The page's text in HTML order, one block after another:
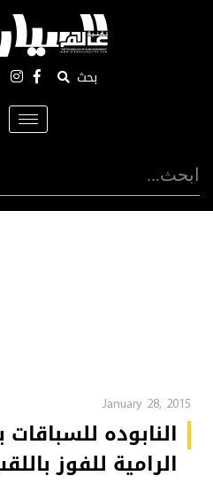
بحث
Toggle
January 28, 2015
النابوده
الرامية للفوز